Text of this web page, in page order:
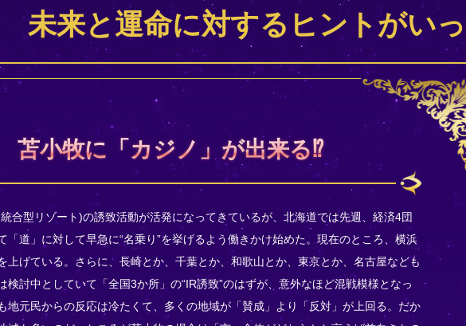
未来と運命に対するヒントがい
苫小牧に「カジノ」が出来る⁉
合型リゾート)の誘致活動が活発になってきているが、北海道では先週、経済4団
「道」に対して早急に“名乗り”を挙げるよう働きかけ始めた。現在のところ、横浜
上げている。さらに、長崎とか、千葉とか、和歌山とか、東京とか、名古屋なども
検討中としていて「全国3か所」の“IR誘致”のはずが、意外なほど混戦模様となっ
地元民からの反応は冷たくて、多くの地域が「賛成」より「反対」が上回る。だか